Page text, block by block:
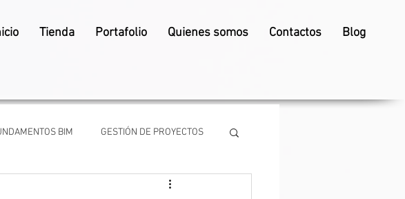
Tienda Portafolio Quienes somos Contactos Blog
BIM GESTIÓN DE PROYECTOS